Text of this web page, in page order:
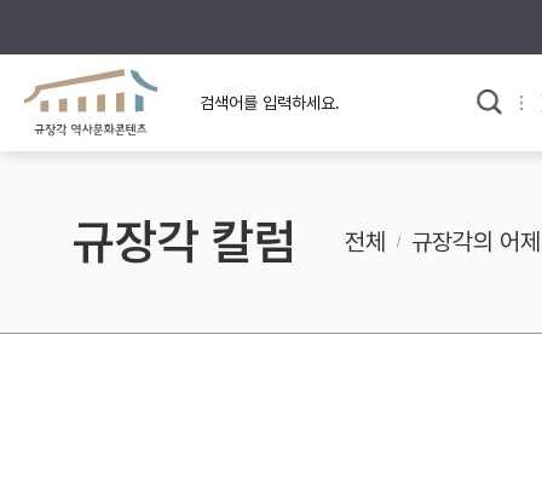
규장각의 어제와 오늘
규장각 소개영상
사료와 문학으로 본
고대
고려
조선 후기
규장각 칼럼 전체 규장각의 어